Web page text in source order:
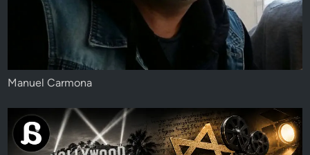
Manuel Carmona